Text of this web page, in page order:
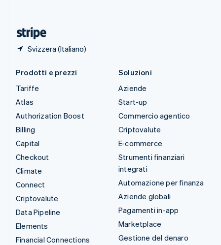
Svizzera (Italiano)
Prodotti e prezzi
Tariffe
Atlas
Authorization Boost
Billing
Capital
Checkout
Climate
Connect
Criptovalute
Data Pipeline
Elements
Financial Connections
Soluzioni
Aziende
Start-up
Commercio agentico
Criptovalute
E-commerce
Strumenti finanziari
integrati
Automazione per finanza
Aziende globali
Pagamenti in-app
Marketplace
Gestione del denaro